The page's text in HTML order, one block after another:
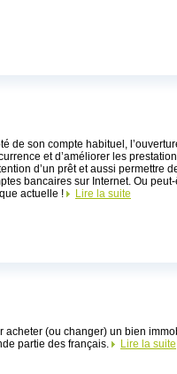
de son compte habituel,
et d’améliorer les
d’un prêt et aussi permettre
bancaires sur Internet. Ou
actuelle !
Lire la suite
acheter (ou changer) un bien
partie des français.
Lire la suite